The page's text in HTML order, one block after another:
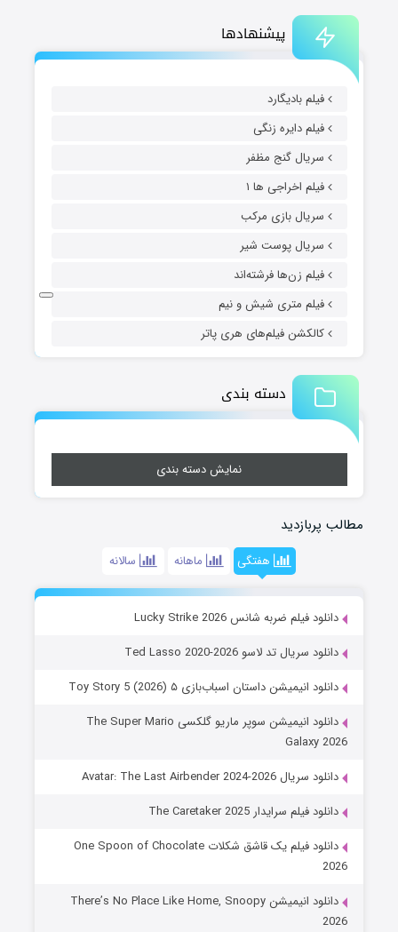
پیشنهادها
فیلم بادیگارد
فیلم دایره زنگی
سریال گنج مظفر
فیلم اخراجی ها ۱
سریال بازی مرکب
سریال پوست شیر
فیلم زن‌ها فرشته‌اند
فیلم متری شیش و نیم
کالکشن فیلم‌های هری پاتر
دسته بندی
نمایش دسته بندی
مطالب پربازدید
هفتگی ماهانه سالانه
دانلود فیلم ضربه شانس Lucky Strike 2026
دانلود سریال تد لاسو Ted Lasso 2020-2026
دانلود انیمیشن داستان اسباب‌بازی ۵ Toy Story 5 (2026)
دانلود انیمیشن سوپر ماریو گلکسی The Super Mario
Galaxy 2026
دانلود سریال Avatar: The Last Airbender 2024-2026
دانلود فیلم سرایدار The Caretaker 2025
دانلود فیلم یک قاشق شکلات One Spoon of Chocolate
2026
دانلود انیمیشن There’s No Place Like Home, Snoopy
2026